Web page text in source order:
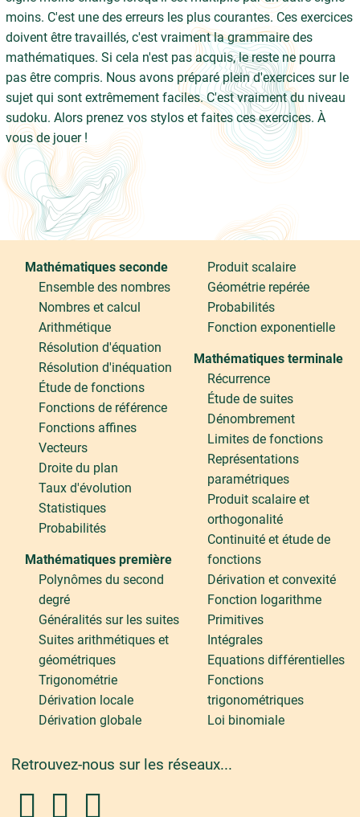
moins. C'est une des erreurs les plus courantes. Ces exercices
doivent être travaillés, c'est vraiment la grammaire des
mathématiques. Si cela n'est pas acquis, le reste ne pourra
pas être compris. Nous avons préparé plein d'exercices sur le
sujet qui sont extrêmement faciles. C'est vraiment du niveau
sudoku. Alors prenez vos stylos et faites ces exercices. À
vous de jouer !
Mathématiques seconde
Ensemble des nombres
Nombres et calcul
Arithmétique
Résolution d'équation
Résolution d'inéquation
Étude de fonctions
Fonctions de référence
Fonctions affines
Vecteurs
Droite du plan
Taux d'évolution
Statistiques
Probabilités
Mathématiques première
Polynômes du second
degré
Généralités sur les suites
Suites arithmétiques et
géométriques
Trigonométrie
Dérivation locale
Dérivation globale
Produit scalaire
Géométrie repérée
Probabilités
Fonction exponentielle
Mathématiques terminale
Récurrence
Étude de suites
Dénombrement
Limites de fonctions
Représentations
paramétriques
Produit scalaire et
orthogonalité
Continuité et étude de
fonctions
Dérivation et convexité
Fonction logarithme
Primitives
Intégrales
Equations différentielles
Fonctions
trigonométriques
Loi binomiale
Retrouvez-nous sur les réseaux...